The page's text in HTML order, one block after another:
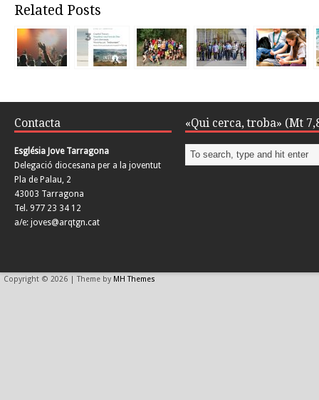
Related Posts
Contacta
Església Jove Tarragona
Delegació diocesana per a la joventut
Pla de Palau, 2
43003 Tarragona
Tel. 977 23 34 12
a/e: joves@arqtgn.cat
«Qui cerca, troba» (Mt
Copyright © 2026 | Theme by MH Themes